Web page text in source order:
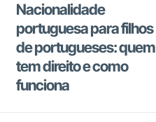
Nacionalidade
portuguesa para filhos
de portugueses: quem
tem direito e como
funciona